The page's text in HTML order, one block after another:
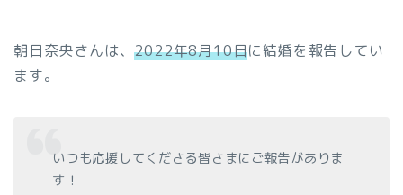
朝日奈央さんは、2022年8月10日に結婚を報告してい
ます。
いつも応援してくださる皆さまにご報告がありま
す！